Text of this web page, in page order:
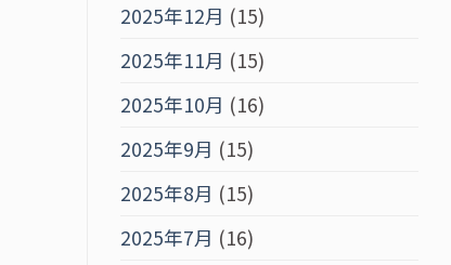
2025年12月 (15)
2025年11月 (15)
2025年10月 (16)
2025年9月 (15)
2025年8月 (15)
2025年7月 (16)